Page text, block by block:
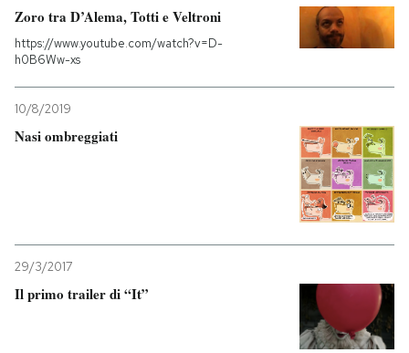
Zoro tra D’Alema, Totti e Veltroni
https://www.youtube.com/watch?v=D-
h0B6Ww-xs
10/8/2019
Nasi ombreggiati
29/3/2017
Il primo trailer di “It”